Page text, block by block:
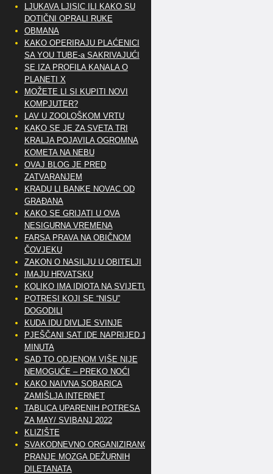
LJUKAVA LJISIC ILI KAKO SU
DOTIČNI OPRALI RUKE
OBMANA
KAKO OPERIRAJU PLAĆENICI
SA YOU TUBE-a SAKRIVAJUĆI
SE IZA PROFILA KANALA O
PLANETI X
MOŽETE LI SI KUPITI NOVI
KOMPJUTER?
LAV U ZOOLOŠKOM VRTU
KAKO SE JE ZA SVETA TRI
KRALJA POJAVILA OGROMNA
KOMETA NA NEBU
OVAJ BLOG JE PRED
ZATVARANJEM
KRADU LI BANKE NOVAC OD
GRAĐANA
KAKO SE GRIJATI U OVA
NESIGURNA VREMENA
FARSA PRAVA NA OBIČNOM
ČOVJEKU
ZAKON O NASILJU U OBITELJI
IMAJU HRVATSKU
KOLIKO IMA IDIOTA NA SVIJETU?
POTRESI KOJI SE “NISU”
DOGODILI
KUDA IDU DIVLJE SVINJE
PJEŠČANI SAT IDE NAPRIJED 10
MINUTA
SAD TO ODJENOM VIŠE NIJE
NEMOGUĆE – PREKO NOĆI
KAKO NAIVNA SOBARICA
ZAMIŠLJA INTERNET
TABLICA UPARENIH POTRESA
ZA MAY/ SVIBANJ 2022
KLIZIŠTE
SVAKODNEVNO ORGANIZIRANO
PRANJE MOZGA DEŽURNIH
DILETANATA